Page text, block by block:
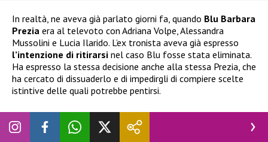
In realtà, ne aveva già parlato giorni fa, quando Blu Barbara
Prezia era al televoto con Adriana Volpe, Alessandra
Mussolini e Lucia Ilarido. L’ex tronista aveva già espresso
l’intenzione di ritirarsi nel caso Blu fosse stata eliminata.
Ha espresso la stessa decisione anche alla stessa Prezia, che
ha cercato di dissuaderlo e di impedirgli di compiere scelte
istintive delle quali potrebbe pentirsi.
Grande Fratello Vip, Nicolò Brigante vuole
abbandonare: cosa è successo